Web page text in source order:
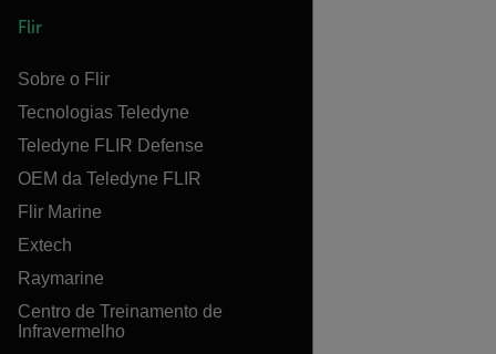
Flir
Sobre o Flir
Tecnologias Teledyne
Teledyne FLIR Defense
OEM da Teledyne FLIR
Flir Marine
Extech
Raymarine
Centro de Treinamento de
Infravermelho